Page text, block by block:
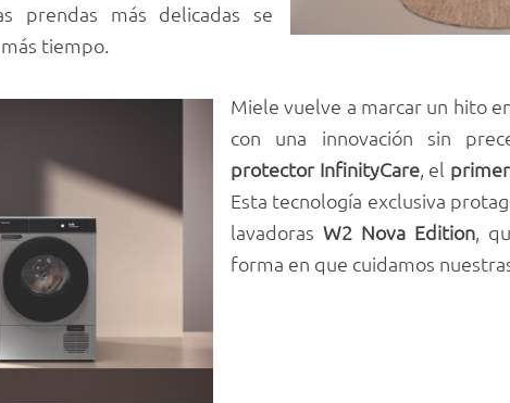
prendas más delicadas se
tiempo.
Miele vuelve a marcar un hito
con una innovación sin
protector InfinityCare, el
Esta tecnología exclusiva
lavadoras W2 Nova Edition ,
forma en que cuidamos